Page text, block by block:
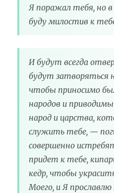
Я поражал тебя, но
буду милостив к
И будут всегда
будут затворяться
чтобы приносимо
народов и
народ и царства,
служить тебе, —
совершенно
придет к тебе,
кедр, чтобы
Моего, и Я